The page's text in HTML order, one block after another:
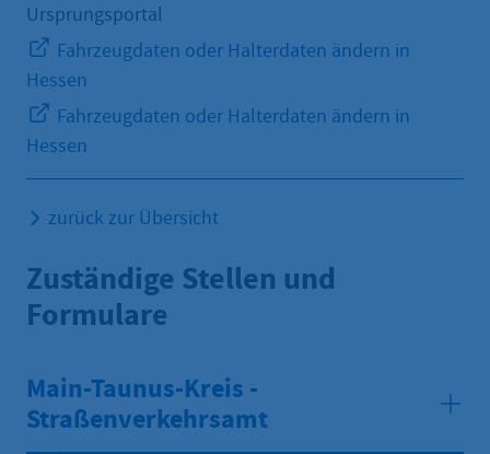
Ursprungsportal
Fahrzeugdaten oder Halterdaten ändern in
Hessen
Fahrzeugdaten oder Halterdaten ändern in
Hessen
zurück zur Übersicht
Zuständige Stellen und
Formulare
Main-Taunus-Kreis -
Straßenverkehrsamt